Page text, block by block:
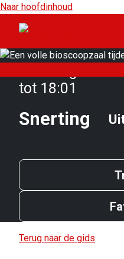
Naar hoofdinhoud
tot 18:01
Snerting
Terug naar de gids